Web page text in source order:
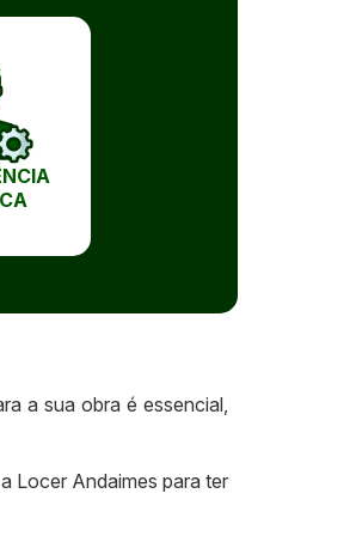
a sua obra é essencial,
Locer Andaimes para ter